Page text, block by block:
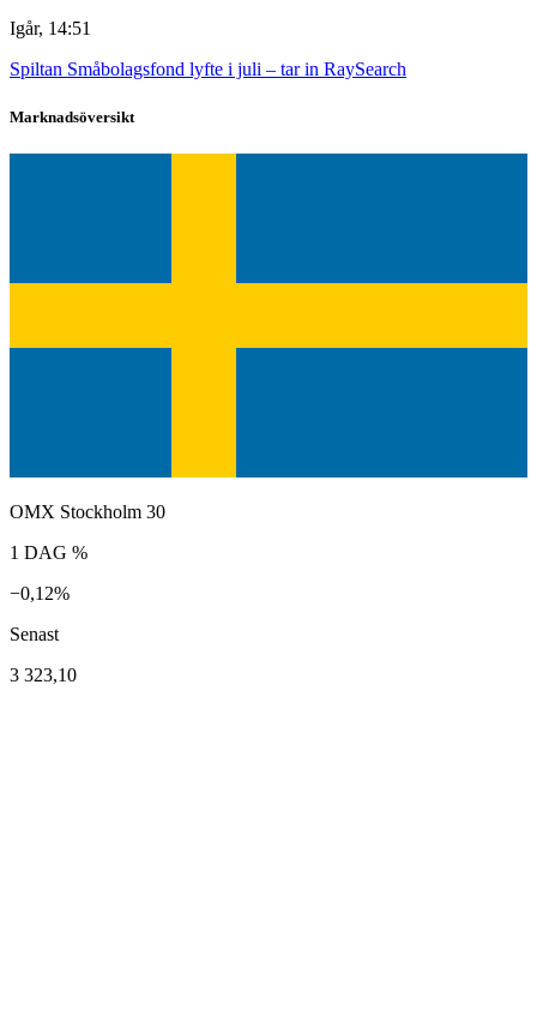
Igår, 14:51
Spiltan Småbolagsfond lyfte i juli – tar in RaySearch
Marknadsöversikt
OMX Stockholm 30
1 DAG %
−0,12%
Senast
3 323,10